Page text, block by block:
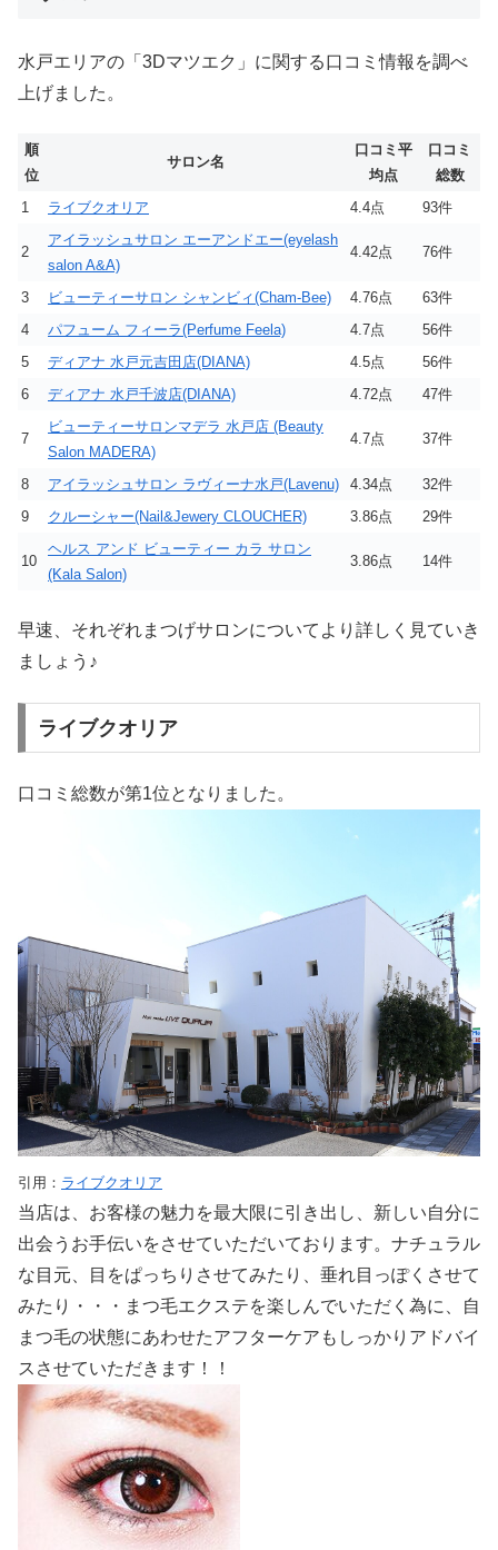
水戸エリアの「3Dマツエク」に関する口コミ情報を調べ
上げました。
順
位
サロン名
口コミ平
均点
口コミ
総数
1
ライブクオリア 4.4点 93件
2
アイラッシュサロン エーアンドエー(eyelash
salon A&A)
4.42点 76件
3 ビューティーサロン シャンビィ(Cham-Bee) 4.76点
63件
4
パフューム フィーラ(Perfume Feela) 4.7点
56件
5
ディアナ 水戸元吉田店(DIANA) 4.5点
56件
6
ディアナ 水戸千波店(DIANA) 4.72点 47件
7
ビューティーサロンマデラ 水戸店 (Beauty
Salon MADERA)
4.7点 37件
8 アイラッシュサロン ラヴィーナ水戸(Lavenu) 4.34点
32件
9
クルーシャー(Nail&Jewery CLOUCHER) 3.86点 29件
10
ヘルス アンド ビューティー カラ サロン
(Kala Salon)
3.86点 14件
早速、それぞれまつげサロンについてより詳しく見ていき
ましょう♪
ライブクオリア
口コミ総数が第1位となりました。
引用： ライブクオリア
当店は、お客様の魅力を最大限に引き出し、新しい自分に
出会うお手伝いをさせていただいております。ナチュラル
な目元、目をぱっちりさせてみたり、垂れ目っぽくさせて
みたり・・・まつ毛エクステを楽しんでいただく為に、自
まつ毛の状態にあわせたアフターケアもしっかりアドバイ
スさせていただきます！！